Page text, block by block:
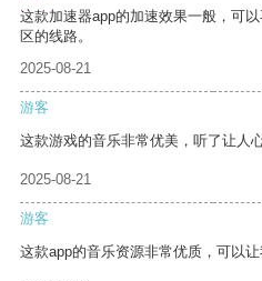
这款加速器app的加速效果一般，可
区的线路。
2025-08-21
游客
这款游戏的音乐非常优美，听了让人
2025-08-21
游客
这款app的音乐资源非常优质，可以让